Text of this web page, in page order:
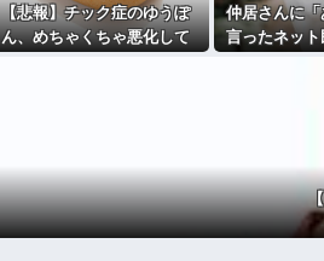
【悲報】チック症のゆうぽ
ん、めちゃくちゃ悪化して
仲居さんに
言ったネッ
れて